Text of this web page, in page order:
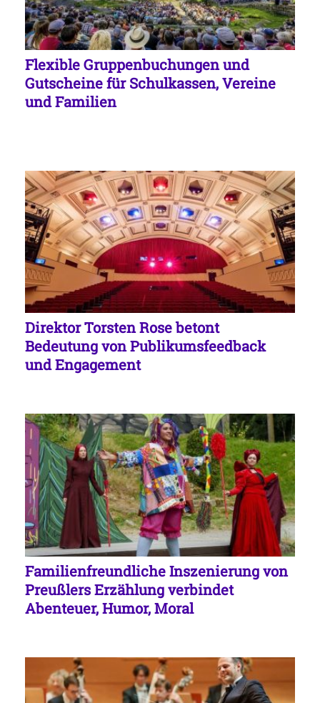
Flexible Gruppenbuchungen und
Gutscheine für Schulkassen, Vereine
und Familien
Direktor Torsten Rose betont
Bedeutung von Publikumsfeedback
und Engagement
Familienfreundliche Inszenierung von
Preußlers Erzählung verbindet
Abenteuer, Humor, Moral